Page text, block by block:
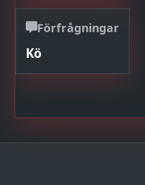
Förfrågningar
Kö